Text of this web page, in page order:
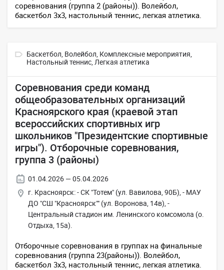
соревнования (группа 2 (районы)). Волейбол,
баскетбол 3х3, настольный теннис, легкая атлетика.
Баскетбол, Волейбол, Комплексные мероприятия,
Настольный теннис,Легкая атлетика
Соревнования среди команд
общеобразовательных организаций
Красноярского края (краевой этап
всероссийских спортивных игр
школьников "Президентские спортивные
игры"). Отборочные соревнования,
группа 3 (районы)
01.04.2026 — 05.04.2026
г. Красноярск: - СК "Тотем" (ул. Вавилова, 90Б), - МАУ
ДО "СШ "Красноярск"" (ул. Воронова, 14в), -
Центральный стадион им. Ленинского комсомола (о.
Отдыха, 15а).
Отборочные соревнования в группах на финальные
соревнования (группа 23(районы)). Волейбол,
баскетбол 3х3, настольный теннис, легкая атлетика.